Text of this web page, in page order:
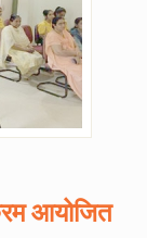
आयोजित